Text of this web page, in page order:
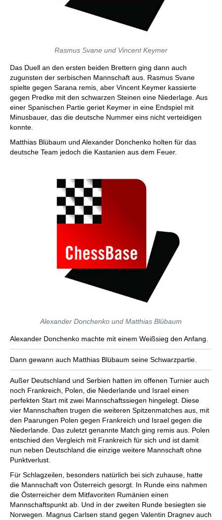
Rasmus Svane und Vincent Keymer
Das Duell an den ersten beiden Brettern ging dann auch
zugunsten der serbischen Mannschaft aus. Rasmus Svane
spielte gegen Sarana remis, aber Vincent Keymer kassierte
gegen Predke mit den schwarzen Steinen eine Niederlage. Aus
einer Spanischen Partie geriet Keymer in eine Endspiel mit
Minusbauer, das die deutsche Nummer eins nicht verteidigen
konnte.
Matthias Blübaum und Alexander Donchenko holten für das
deutsche Team jedoch die Kastanien aus dem Feuer.
Alexander Donchenko und Matthias Blübaum
Alexander Donchenko machte mit einem Weißsieg den Anfang.
Dann gewann auch Matthias Blübaum seine Schwarzpartie.
Außer Deutschland und Serbien hatten im offenen Turnier auch
noch Frankreich, Polen, die Niederlande und Israel einen
perfekten Start mit zwei Mannschaftssiegen hingelegt. Diese
vier Mannschaften trugen die weiteren Spitzenmatches aus, mit
den Paarungen Polen gegen Frankreich und Israel gegen die
Niederlande. Das zuletzt genannte Match ging remis aus. Polen
entschied den Vergleich mit Frankreich für sich und ist damit
nun neben Deutschland die einzige weitere Mannschaft ohne
Punktverlust.
Für Schlagzeilen, besonders natürlich bei sich zuhause, hatte
die Mannschaft von Österreich gesorgt. In Runde eins nahmen
die Österreicher dem Mitfavoriten Rumänien einen
Mannschaftspunkt ab. Und in der zweiten Runde besiegten sie
Norwegen. Magnus Carlsen stand gegen Valentin Dragnev auch